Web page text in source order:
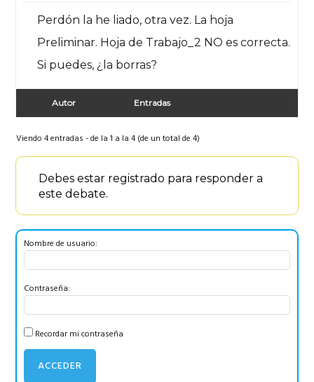
Perdón la he liado, otra vez. La hoja
Preliminar. Hoja de Trabajo_2 NO es correcta.
Si puedes, ¿la borras?
Autor Entradas
Viendo 4 entradas - de la 1 a la 4 (de un total de 4)
Debes estar registrado para responder a
este debate.
Nombre de usuario:
Contraseña:
Recordar mi contraseña
ACCEDER